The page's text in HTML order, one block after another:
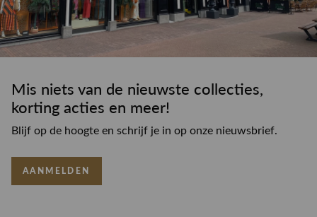
Mis niets van de nieuwste collecties,
korting acties en meer!
Blijf op de hoogte en schrijf je in op onze nieuwsbrief.
AANMELDEN